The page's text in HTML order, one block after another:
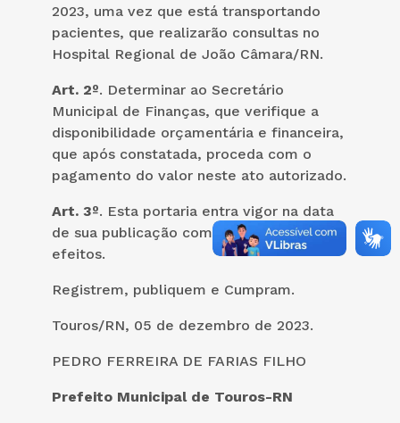
2023, uma vez que está transportando
pacientes, que realizarão consultas no
Hospital Regional de João Câmara/RN.
Art. 2º. Determinar ao Secretário
Municipal de Finanças, que verifique a
disponibilidade orçamentária e financeira,
que após constatada, proceda com o
pagamento do valor neste ato autorizado.
Art. 3º. Esta portaria entra vigor na data
de sua publicação com integralidade de
efeitos.
Registrem, publiquem e Cumpram.
Touros/RN, 05 de dezembro de 2023.
PEDRO FERREIRA DE FARIAS FILHO
Prefeito Municipal de Touros-RN